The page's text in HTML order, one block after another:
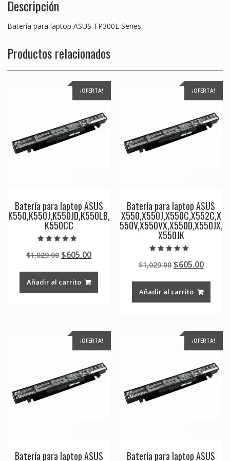
Descripción
Batería para laptop ASUS TP300L Series
Productos relacionados
¡OFERTA!
Batería para laptop ASUS
K550,K550J,K550JD,K550LB,
K550CC
5.00
de 5
$1,029.00 Original
was:
$1,029.00.
$605.00Current
Añadir al carrito
¡OFERTA!
Batería para laptop ASUS
X550,X550J,X550C,X552C,X
550V,X550VX,X550D,X550JX,
X550JK
5.00
de 5
$1,029.00 Original
was:
$1,029.00.
$605.00
Añadir al carrito
¡OFERTA!
Batería para laptop ASUS
¡OFERTA!
Batería para laptop ASUS